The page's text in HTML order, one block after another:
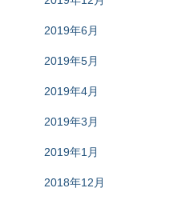
2019年6月
2019年5月
2019年4月
2019年3月
2019年1月
2018年12月